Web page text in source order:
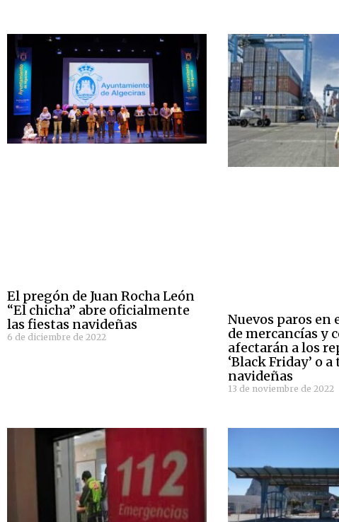
El pregón de Juan Rocha León
“El chicha” abre oficialmente
las fiestas navideñas
6 de diciembre de 2022
Nuevos paros
de mercancías y
afectarán a los
‘Black Friday’ o
navideñas
13 de noviembre de 2022